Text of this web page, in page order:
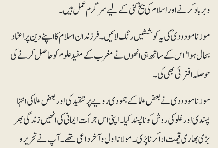
و برباد کرنے اور اسلام کی بیخ کنی کے لیے سرگرم عمل ہیں۔
مولانا مودودیؒ کی یہ کوششیں رنگ لائیں۔ فرزندان اسلام کا اپنے دین پر اعتماد
بحال ہوا‘ اس کے ساتھ ہی انھوں نے مغرب کے مفید علوم کو حاصل کرنے کی
حوصلہ افزائی بھی کی۔
مولانا مودودی نے بعض علما کے جمودی رویے پر تنقید کی اور بعض علما کی انتہا
پسندی اور غلو کی روش کو ناپسند کیا۔ اپنی اس جرأت ایمانی کی انھیں زندگی بھر
بڑی بھاری قیمت ادا کرنا پڑی۔ مولانا اول و آخر داعی تھے۔ آپ نے تحریر و